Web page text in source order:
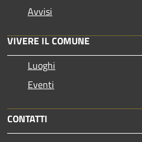
Avvisi
VIVERE IL COMUNE
Luoghi
Eventi
CONTATTI